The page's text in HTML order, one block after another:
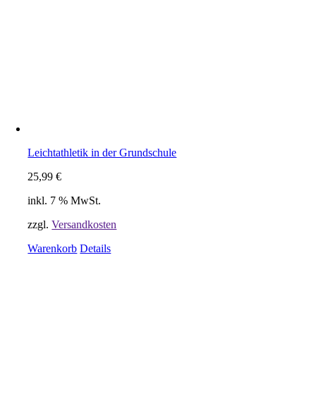
Leichtathletik in der Grundschule
25,99€
inkl. 7 % MwSt.
zzgl.Versandkosten
Warenkorb Details